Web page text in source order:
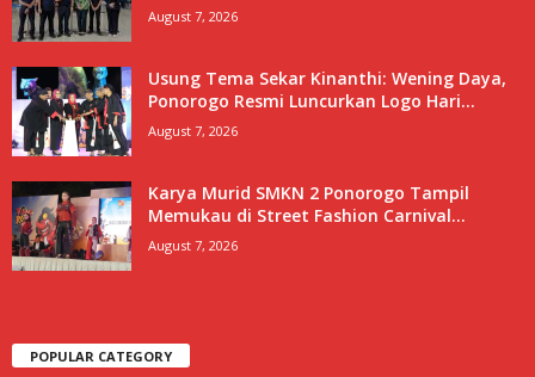
August 7, 2026
Usung Tema Sekar Kinanthi: Wening Daya,
Ponorogo Resmi Luncurkan Logo Hari...
August 7, 2026
Karya Murid SMKN 2 Ponorogo Tampil
Memukau di Street Fashion Carnival...
August 7, 2026
POPULAR CATEGORY